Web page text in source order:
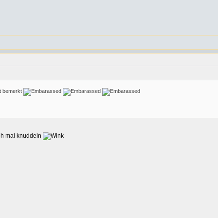
bemerkt
mal knuddeln